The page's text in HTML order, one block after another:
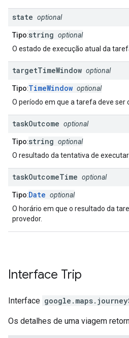
state optional
Tipo:string optional
O estado de execução atual da
targetTimeWindow optional
Tipo:TimeWindow optional
O período em que a tarefa deve ser
taskOutcome optional
Tipo:string optional
O resultado da tentativa de
taskOutcomeTime optional
Tipo:Date optional
O horário em que o resultado da
provedor.
Interface Trip
Interface
Os detalhes de uma viagem